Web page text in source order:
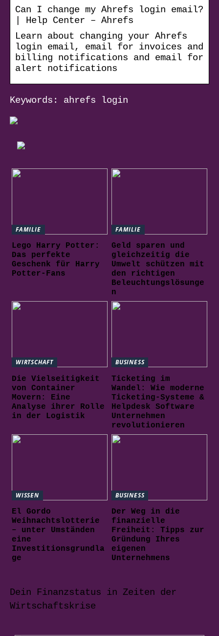
Can I change my Ahrefs login email?
| Help Center – Ahrefs
Learn about changing your Ahrefs
login email, email for invoices and
billing notifications and email for
alert notifications
Keywords: ahrefs login
FAMILIE
Lego Harry Potter:
Das perfekte
Geschenk für Harry
Potter-Fans
FAMILIE
Geld sparen und
gleichzeitig die
Umwelt schützen mit
den richtigen
Beleuchtungslösunge
n
WIRTSCHAFT
Die Vielseitigkeit
von Container
Movern: Eine
Analyse ihrer Rolle
in der Logistik
BUSINESS
Ticketing im
Wandel: Wie moderne
Ticketing-Systeme &
Helpdesk Software
Unternehmen
revolutionieren
WISSEN
El Gordo
Weihnachtslotterie
– unter Umständen
eine
Investitionsgrundla
ge
BUSINESS
Der Weg in die
finanzielle
Freiheit: Tipps zur
Gründung Ihres
eigenen
Unternehmens
Dein Finanzstatus in Zeiten der
Wirtschaftskrise